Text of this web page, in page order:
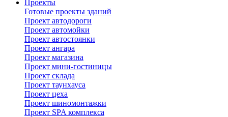
Проекты
Готовые проекты зданий
Проект автодороги
Проект автомойки
Проект автостоянки
Проект ангара
Проект магазина
Проект мини-гостиницы
Проект склада
Проект таунхауса
Проект цеха
Проект шиномонтажки
Проект SPA комплекса